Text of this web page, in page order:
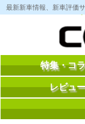
コ
ン
へ
最新新車情報、新車評価
特集・コ
レビュー